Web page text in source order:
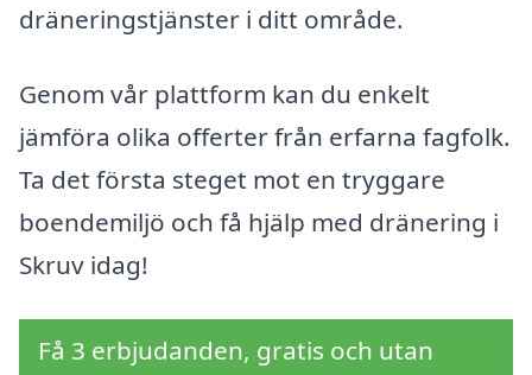
dräneringstjänster i ditt område.
Genom vår plattform kan du enkelt
jämföra olika offerter från erfarna fagfolk.
Ta det första steget mot en tryggare
boendemiljö och få hjälp med dränering i
Skruv idag!
Få 3 erbjudanden, gratis och utan